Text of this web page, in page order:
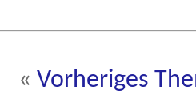
« Vorheriges